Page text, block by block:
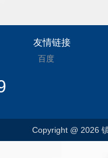
友情链接
百度
Copyright @ 2026